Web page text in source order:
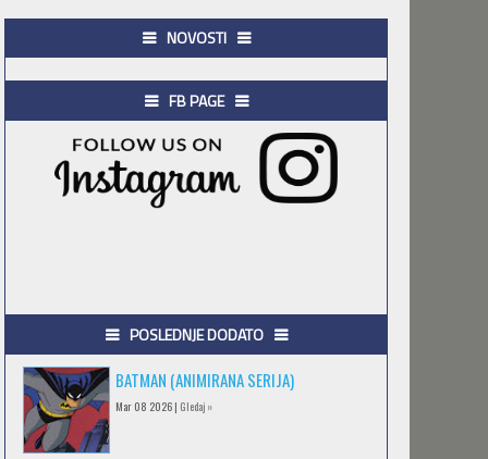
NOVOSTI
FB PAGE
POSLEDNJE DODATO
BATMAN (ANIMIRANA SERIJA)
Mar 08 2026 | Gledaj »